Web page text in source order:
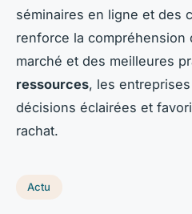
séminaires en ligne et des
renforce la compréhension
marché et des meilleures
ressources, les
décisions éclairées et
rachat.
Actu